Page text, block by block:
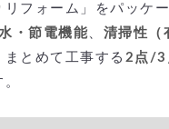
リフォーム」をパッケ
・節電機能、 清掃性（
まとめて工事する 2点/3